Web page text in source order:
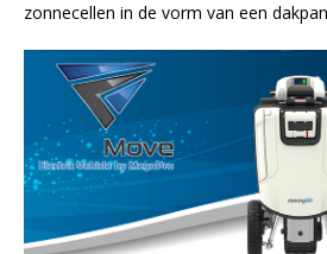
zonnecellen in de vorm van een